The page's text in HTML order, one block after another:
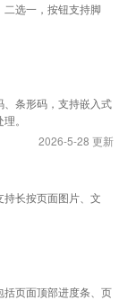
选一，按钮支持脚
条形码，支持嵌入式
。
2026-5-28 更新
长按页面图片、文
页面顶部进度条、页